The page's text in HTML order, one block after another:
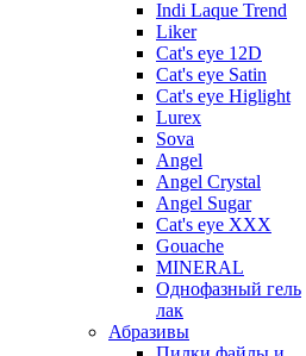
Indi Laque Trend
Liker
Cat's eye 12D
Cat's eye Satin
Cat's eye Higlight
Lurex
Sova
Angel
Angel Crystal
Angel Sugar
Cat's eye XXX
Gouache
MINERAL
Однофазный гель
лак
Абразивы